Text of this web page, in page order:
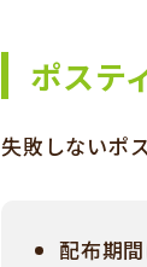
ポステ
失敗しないポ
配布期